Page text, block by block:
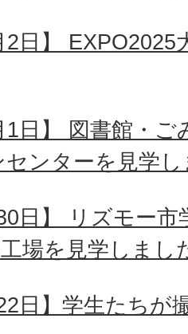
2日】
1日】 図書館・
センターを見学
日】 リズモー
場を見学しまし
日】学生たちが